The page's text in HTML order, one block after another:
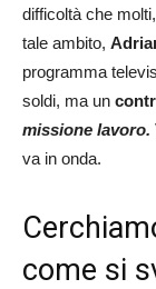
difficoltà che
tale ambito,
programma
soldi, ma un
missione lavoro.
va in onda.
come si